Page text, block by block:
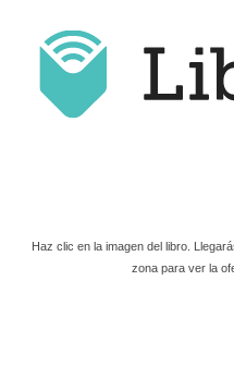
Haz clic en la imagen del libro.
zona para ver la